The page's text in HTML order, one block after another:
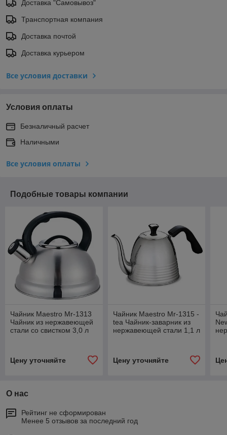
Доставка "Самовывоз"
Транспортная компания
Доставка почтой
Доставка курьером
Все условия доставки
Условия оплаты
Безналичный расчет
Наличными
Все условия оплаты
Подобные товары компании
Чайник Maestro Mr-1313
Чайник из нержавеющей
стали со свистком 3,0 л
Цену уточняйте
Чайник Maestro Mr-1315 -
tea Чайник-заварник из
нержавеющей стали 1,1 л
Цену уточняйте
О нас
Рейтинг не сформирован
Менее 5 отзывов за последний год